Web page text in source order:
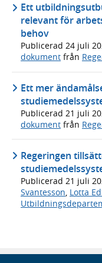
Ett
relevant för
behov
Publicerad 24 juli
dokument från
Ett mer
Publicerad 21 juli
dokument från
Regeringen
Publicerad 21 juli
Svantesson Lotta